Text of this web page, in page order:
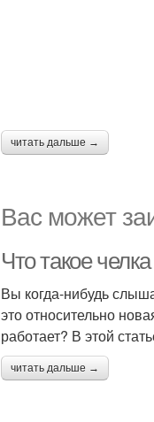
читать дальше →
Вас может
Что такое
Вы когда-нибудь
это относительно
работает? В этой
читать дальше →